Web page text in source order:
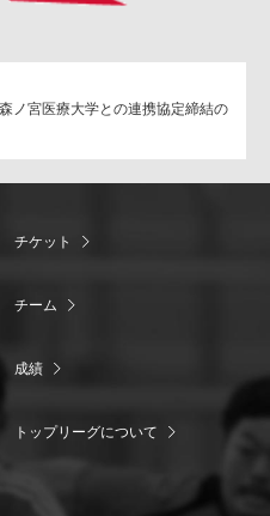
ノ宮医療大学との連携協定締結の
チケット
チーム
成績
トップリーグについて